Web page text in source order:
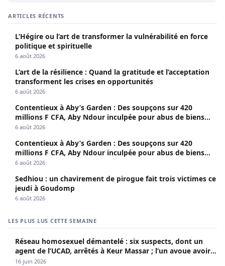
ARTICLES RÉCENTS
L’Hégire ou l’art de transformer la vulnérabilité en force
politique et spirituelle
6 août 2026
L’art de la résilience : Quand la gratitude et l’acceptation
transforment les crises en opportunités
6 août 2026
Contentieux à Aby’s Garden : Des soupçons sur 420
millions F CFA, Aby Ndour inculpée pour abus de biens
sociaux
6 août 2026
Contentieux à Aby’s Garden : Des soupçons sur 420
millions F CFA, Aby Ndour inculpée pour abus de biens
sociaux
6 août 2026
Sedhiou : un chavirement de pirogue fait trois victimes ce
jeudi à Goudomp
6 août 2026
LES PLUS LUS CETTE SEMAINE
Réseau homosexuel démantelé : six suspects, dont un
agent de l’UCAD, arrêtés à Keur Massar ; l’un avoue avoir
propagé le VIH depuis 2018
16 juin 2026